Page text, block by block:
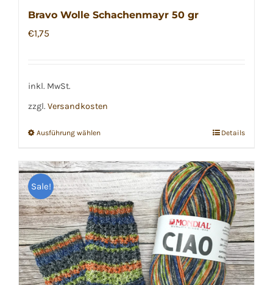
Bravo Wolle Schachenmayr 50 gr
€1,75
inkl. MwSt.
zzgl. Versandkosten
Ausführung wählenDieses
weist
mehrere
Varianten
auf.
Die
Optionen
können
Details
Sale!